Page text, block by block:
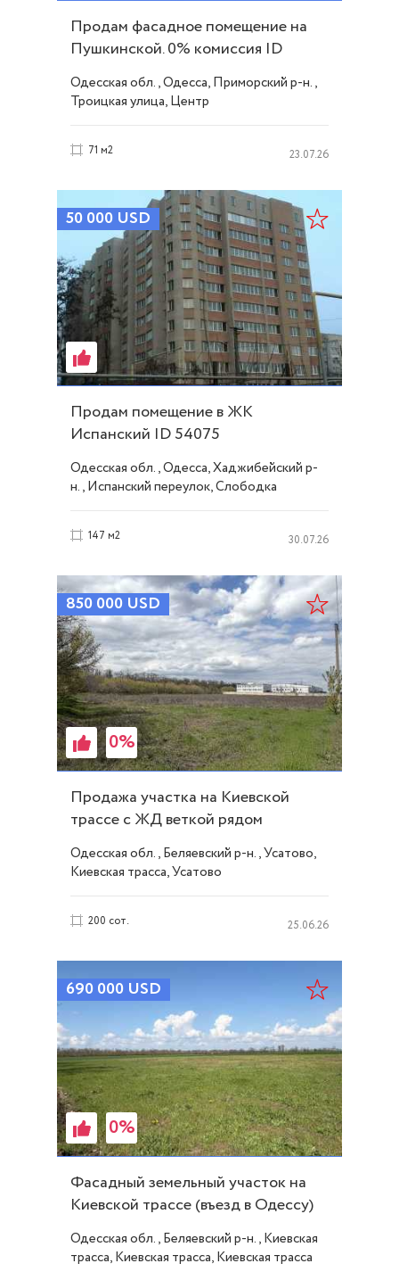
Продам фасадное помещение на
Пушкинской. 0% комиссия ID
53779
Одесская обл., Одесса, Приморский р-н.,
Троицкая улица, Центр
71 м2 23.07.26
50 000 USD
Продам помещение в ЖК
Испанский ID 54075
Одесская обл., Одесса, Хаджибейский р-
н., Испанский переулок, Слободка
147 м2 30.07.26
850 000 USD
0%
Продажа участка на Киевской
трассе с ЖД веткой рядом
(клеверный мост) ID 54155
Одесская обл., Беляевский р-н., Усатово,
Киевская трасса, Усатово
200 сот. 25.06.26
690 000 USD
0%
Фасадный земельный участок на
Киевской трассе (въезд в Одессу)
ID 54190
Одесская обл., Беляевский р-н., Киевская
трасса, Киевская трасса, Киевская трасса